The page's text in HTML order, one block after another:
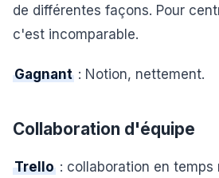
de différentes façons. Pour
c'est incomparable.
Gagnant : Notion, nettement.
Collaboration d'équipe
Trello : collaboration en temps